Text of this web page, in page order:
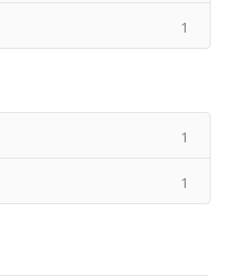
1
1
1